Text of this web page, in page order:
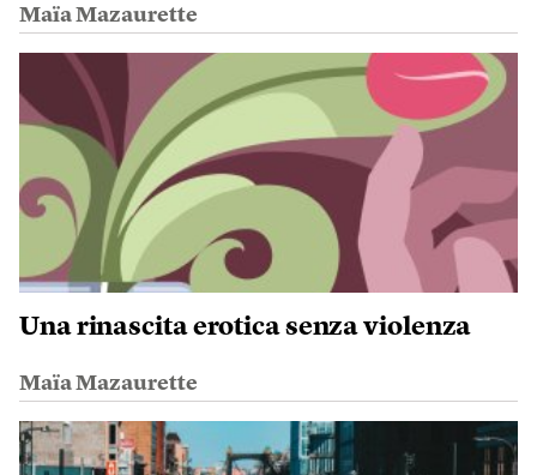
Maïa Mazaurette
Una rinascita erotica senza violenza
Maïa Mazaurette